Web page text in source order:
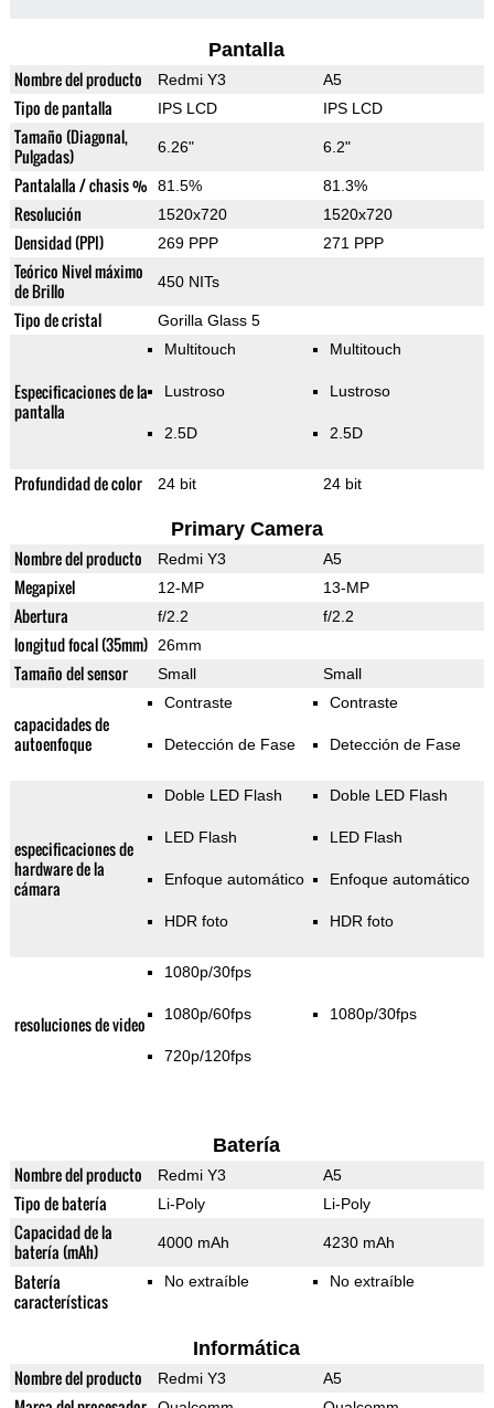
Pantalla
Nombre del producto Redmi Y3 A5
Tipo de pantalla IPS LCD IPS LCD
Tamaño (Diagonal,
Pulgadas)
6.26" 6.2"
Pantalalla / chasis % 81.5% 81.3%
Resolución 1520x720 1520x720
Densidad (PPI) 269 PPP 271 PPP
Teórico Nivel máximo
de Brillo
450 NITs
Tipo de cristal Gorilla Glass 5
Especificaciones de la
pantalla
Multitouch
Lustroso
2.5D
Multitouch
Lustroso
2.5D
Profundidad de color 24 bit 24 bit
Primary Camera
Nombre del producto Redmi Y3 A5
Megapixel 12-MP 13-MP
Abertura f/2.2 f/2.2
longitud focal (35mm) 26mm
Tamaño del sensor Small Small
capacidades de
autoenfoque
Contraste
Detección de Fase
Contraste
Detección de Fase
especificaciones de
hardware de la
cámara
Doble LED Flash
LED Flash
Enfoque automático
HDR foto
Doble LED Flash
LED Flash
Enfoque automático
HDR foto
resoluciones de video
1080p/30fps
1080p/60fps
720p/120fps
1080p/30fps
Batería
Nombre del producto Redmi Y3 A5
Tipo de batería Li-Poly Li-Poly
Capacidad de la
batería (mAh)
4000 mAh 4230 mAh
Batería
características
No extraíble No extraíble
Informática
Nombre del producto Redmi Y3 A5